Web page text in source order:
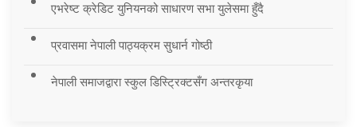
एभरेष्ट क्रेडिट युनियनको साधारण सभा युलेसमा हुँदै
प्रवासमा नेपाली पाठ्यक्रम सुधार्न गोष्ठी
नेपाली समाजद्वारा स्कुल डिस्ट्रिक्टसँग अन्तरकृया